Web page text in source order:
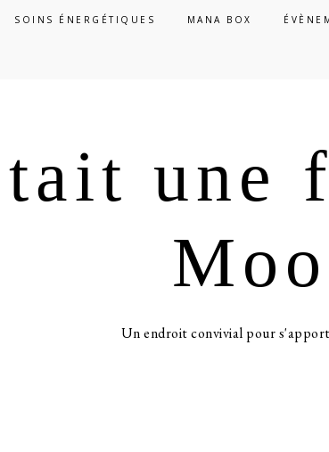
SOINS ÉNERGÉTIQUES MANA BOX
une
Un endroit convivial pour